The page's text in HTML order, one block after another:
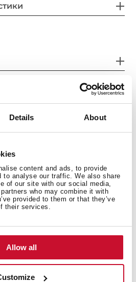
Details About
content and ads, to provide
to analyse our traffic. We also share
of our site with our social media,
who may combine it with
provided to them or that they’ve
their services.
Allow all